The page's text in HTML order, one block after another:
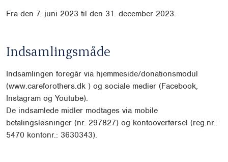
Fra den 7. juni 2023 til den 31. december 2023.
Indsamlingsmåde
Indsamlingen foregår via hjemmeside/donationsmodul
(www.careforothers.dk ) og sociale medier (Facebook,
Instagram og Youtube).
De indsamlede midler modtages via mobile
betalingsløsninger (nr. 297827) og kontooverførsel (reg.nr.:
5470 kontonr.: 3630343).